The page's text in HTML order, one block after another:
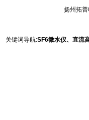
扬州拓
关键词导航:SF6微水仪、直流